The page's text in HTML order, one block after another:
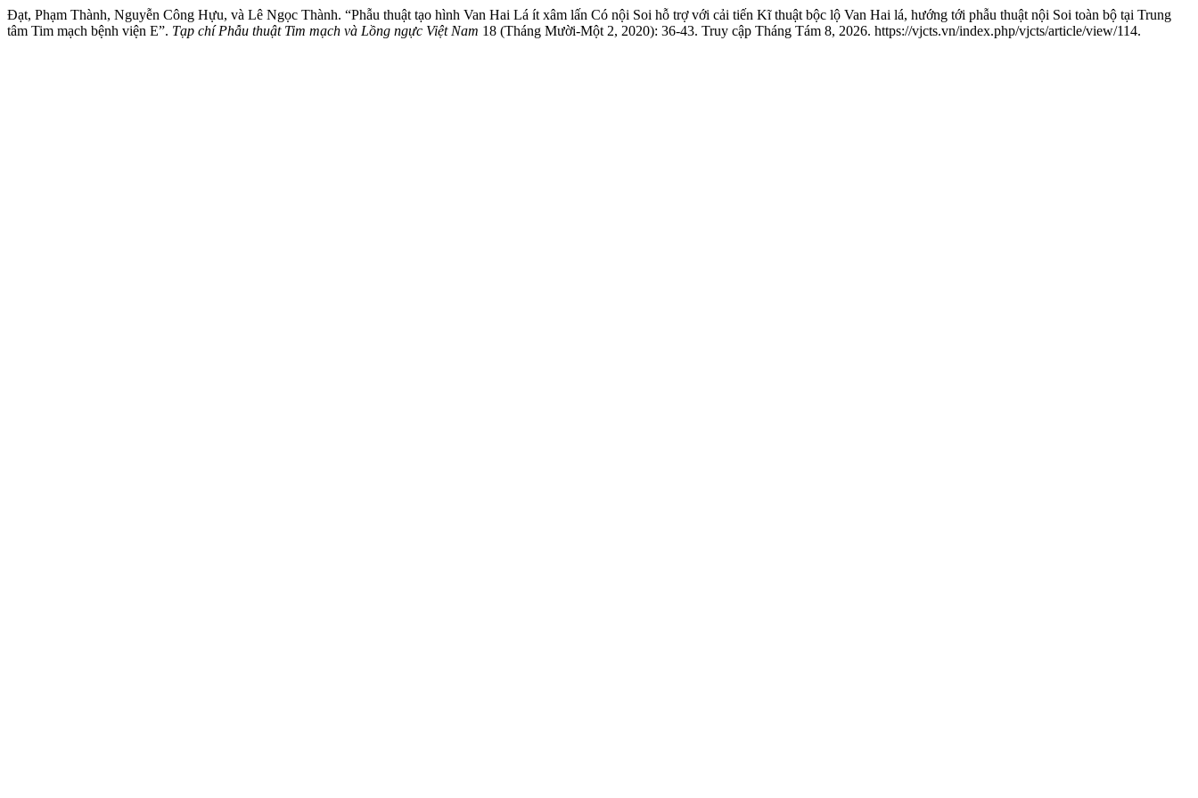
Đạt, Phạm Thành, Nguyễn Công Hựu, và Lê Ngọc Thành. “Phẫu thuật tạo hình Van Hai Lá ít xâm lấn Có nội Soi hỗ trợ với cải tiến Kĩ thuật bộc lộ Van Hai lá, hướng tới phẫu thuật nội Soi toàn bộ tại Trung
tâm Tim mạch bệnh viện E”. Tạp chí Phẫu thuật Tim mạch và Lồng ngực Việt Nam 18 (Tháng Mười-Một 2, 2020): 36-43. Truy cập Tháng Tám 8, 2026. https://vjcts.vn/index.php/vjcts/article/view/114.